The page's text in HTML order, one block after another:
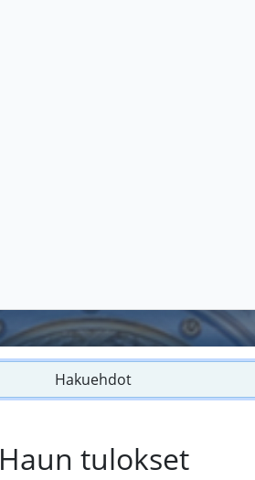
Hakuehdot
Haun tulokset